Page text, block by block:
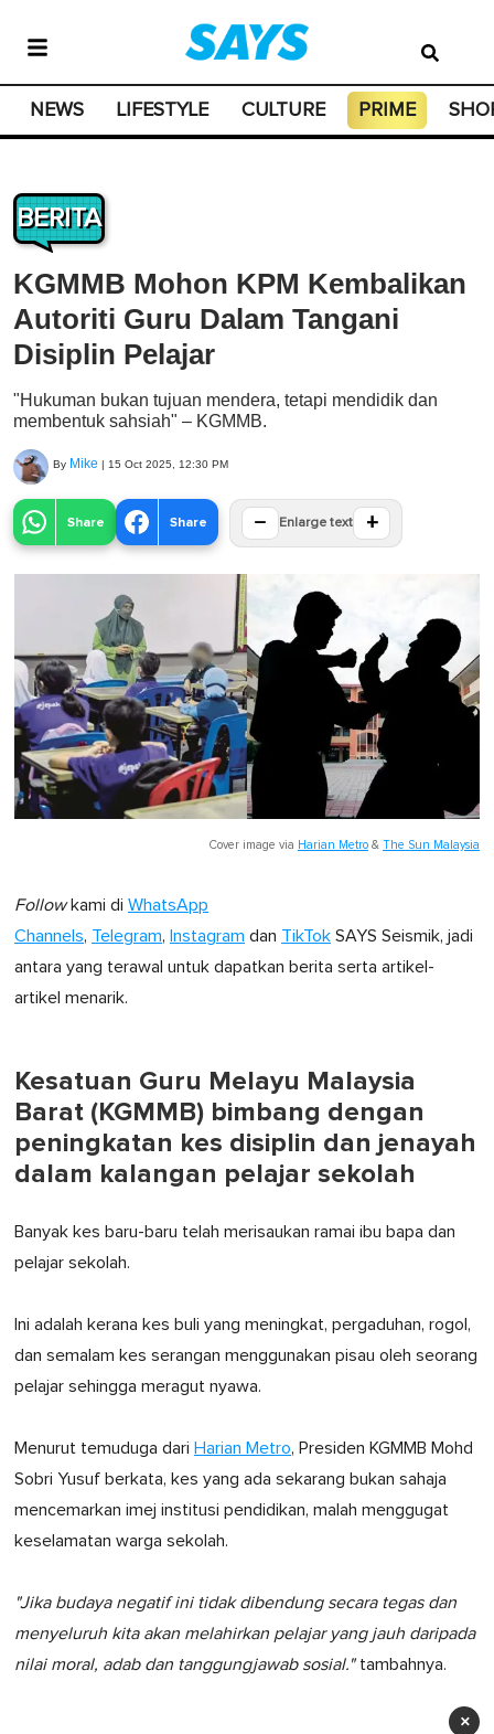
NEWS LIFESTYLE CULTURE PRIME
BERITA
KGMMB Mohon KPM Kembalikan
Autoriti Guru Dalam Tangani
Disiplin Pelajar
"Hukuman bukan tujuan mendera, tetapi mendidik dan
membentuk sahsiah" – KGMMB.
By Mike | 15 Oct 2025, 12:30 PM
Share Share − Enlarge text +
Cover image via Harian Metro & The Sun Malaysia
Followkami di WhatsApp
Channels, Telegram, Instagram dan TikTok SAYS Seismik, jadi
antara yang terawal untuk dapatkan berita serta artikel-
artikel menarik.
Kesatuan Guru Melayu Malaysia
Barat (KGMMB) bimbang dengan
peningkatan kes disiplin dan jenayah
dalam kalangan pelajar sekolah
Banyak kes baru-baru telah merisaukan ramai ibu bapa dan
pelajar sekolah.
Ini adalah kerana kes buli yang meningkat, pergaduhan, rogol,
dan semalam kes serangan menggunakan pisau oleh seorang
pelajar sehingga meragut nyawa.
Menurut temuduga dari Harian Metro, Presiden KGMMB Mohd
Sobri Yusuf berkata, kes yang ada sekarang bukan sahaja
mencemarkan imej institusi pendidikan, malah menggugat
keselamatan warga sekolah.
"Jika budaya negatif ini tidak dibendung secara tegas dan
menyeluruh kita akan melahirkan pelajar yang jauh daripada
nilai moral, adab dan tanggungjawab sosial." tambahnya.
×